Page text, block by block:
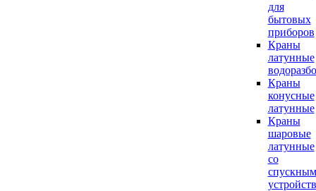
для
бытовых
приборов
Краны
латунные
Краны
конусные
латунные
Краны
шаровые
латунные
со
спускным